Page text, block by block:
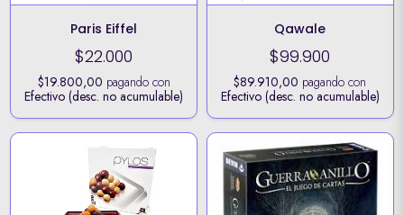
Paris Eiffel
$22.000
$19.800,00 pagando con
Efectivo (desc. no acumulable)
Qawale
$99.900
$89.910,00 pagando con
Efectivo (desc. no acumulable)